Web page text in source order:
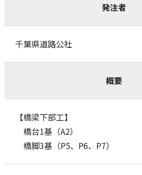
発注者
千葉県道路公社
概要
【橋梁下部工】
橋台1基（A2）
橋脚3基（P5、P6、P7）